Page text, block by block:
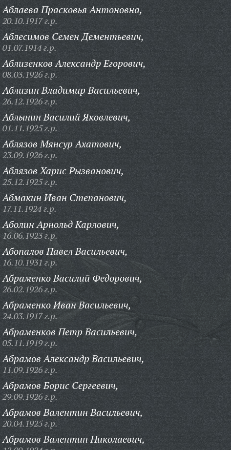
Аблаева Прасковья Антоновна,
20.10.1917 г.р.
Аблесимов Семен Дементьевич,
01.07.1914 г.р.
Аблизенков Александр Егорович,
08.03.1926 г.р.
Аблизин Владимир Васильевич,
26.12.1926 г.р.
Аблынин Василий Яковлевич,
01.11.1925 г.р.
Аблязов Мянсур Ахатович,
23.09.1926 г.р.
Аблязов Харис Рызванович,
25.12.1925 г.р.
Абмакин Иван Степанович,
17.11.1924 г.р.
Аболин Арнольд Карлович,
16.06.1923 г.р.
Абопалов Павел Васильевич,
16.10.1931 г.р.
Абраменко Василий Федорович,
26.02.1926 г.р.
Абраменко Иван Васильевич,
24.03.1917 г.р.
Абраменков Петр Васильевич,
05.11.1919 г.р.
Абрамов Александр Васильевич,
11.09.1926 г.р.
Абрамов Борис Сергеевич,
29.09.1926 г.р.
Абрамов Валентин Васильевич,
20.04.1925 г.р.
Абрамов Валентин Николаевич,